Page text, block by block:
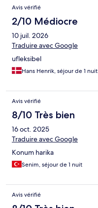
Avis vérifié
2/10 Médiocre
10 juil. 2026
Traduire avec Google
ufleksibel
Hans Henrik, séjour de 1 nuit
Avis vérifié
8/10 Très bien
16 oct. 2025
Traduire avec Google
Konum harika
Senim, séjour de 1 nuit
Avis vérifié